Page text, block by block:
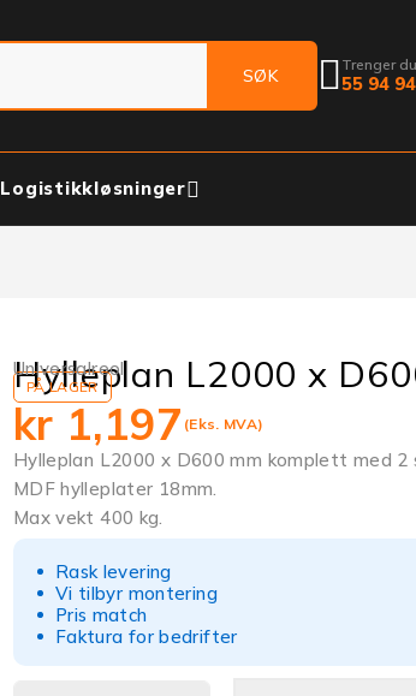
Trenger
55 94
Logistikkløsninger
Universalreol
Hylleplan L2000 x
PÅ LAGER
kr 1,197 (Eks. MVA)
Hylleplan L2000 x D600 mm komplett med
MDF hylleplater 18mm.
Max vekt 400 kg.
Rask levering
Vi tilbyr montering
Pris match
Faktura for bedrifter